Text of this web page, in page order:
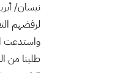
لرفضهم
واستدعت
طلبنا من